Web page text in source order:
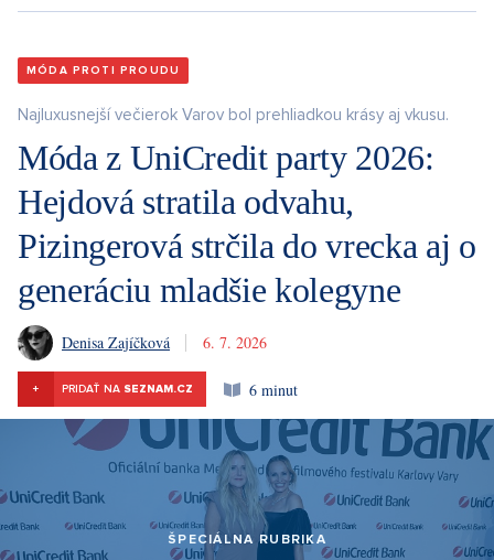
MÓDA PROTI PROUDU
Najluxusnejší večierok Varov bol prehliadkou krásy aj vkusu.
Móda z UniCredit party 2026:
Hejdová stratila odvahu,
Pizingerová strčila do vrecka aj o
generáciu mladšie kolegyne
Denisa Zajíčková 6. 7. 2026
+ PRIDAŤ NA SEZNAM.CZ 6 minut
ŠPECIÁLNA RUBRIKA